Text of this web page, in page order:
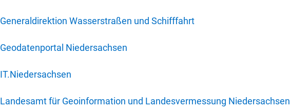
Generaldirektion Wasserstraßen und Schifffahrt
Geodatenportal Niedersachsen
IT.Niedersachsen
Landesamt für Geoinformation und Landesvermessung Niedersachsen